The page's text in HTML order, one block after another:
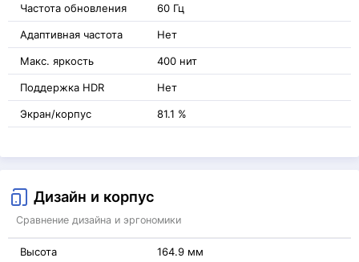
Частота обновления 60 Гц
Адаптивная частота Нет
Макс. яркость 400 нит
Поддержка HDR Нет
Экран/корпус 81.1 %
Дизайн и корпус
Сравнение дизайна и эргономики
Высота 164.9 мм